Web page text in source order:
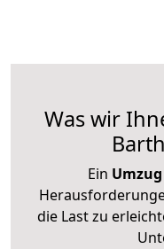
Was wir
Ein Umzug
die Last zu